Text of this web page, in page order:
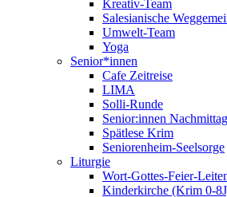
Kreativ-Team
Salesianische
Umwelt-Team
Yoga
Senior*innen
Cafe Zeitreise
LIMA
Solli-Runde
Senior:innen Nachmittag
Spätlese Krim
Seniorenheim-Seelsorge
Liturgie
Wort-Gottes-Feier-
Kinderkirche (Krim 0-